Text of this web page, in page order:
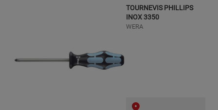
TOURNEVIS PHILLIPS
INOX 3350
WERA